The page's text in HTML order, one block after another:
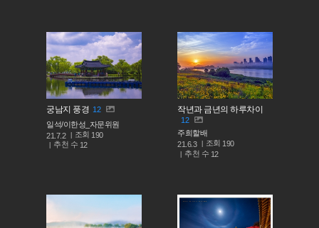
궁남지 풍경 12
일석/이한성_자문위원
21.7.2
조회 190
추천 수 12
작년과 금년의 하루차이
12
주희할배
21.6.3
조회 190
추천 수 12